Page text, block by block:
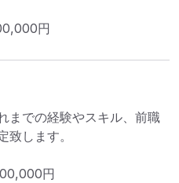
円
までの経験やスキル、前職
します。
円